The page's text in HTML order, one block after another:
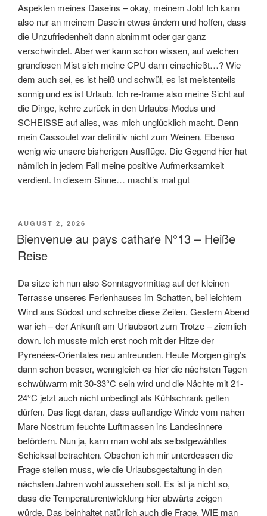
Aspekten meines Daseins – okay, meinem Job! Ich kann
also nur an meinem Dasein etwas ändern und hoffen, dass
die Unzufriedenheit dann abnimmt oder gar ganz
verschwindet. Aber wer kann schon wissen, auf welchen
grandiosen Mist sich meine CPU dann einschießt…? Wie
dem auch sei, es ist heiß und schwül, es ist meistenteils
sonnig und es ist Urlaub. Ich re-frame also meine Sicht auf
die Dinge, kehre zurück in den Urlaubs-Modus und
SCHEISSE auf alles, was mich unglücklich macht. Denn
mein Cassoulet war definitiv nicht zum Weinen. Ebenso
wenig wie unsere bisherigen Ausflüge. Die Gegend hier hat
nämlich in jedem Fall meine positive Aufmerksamkeit
verdient. In diesem Sinne… macht’s mal gut
VERÖFFENTLICHT
AM
AUGUST 2, 2026
Bienvenue au pays cathare N°13 – Heiße
Reise
Da sitze ich nun also Sonntagvormittag auf der kleinen
Terrasse unseres Ferienhauses im Schatten, bei leichtem
Wind aus Südost und schreibe diese Zeilen. Gestern Abend
war ich – der Ankunft am Urlaubsort zum Trotze – ziemlich
down. Ich musste mich erst noch mit der Hitze der
Pyrenées-Orientales neu anfreunden. Heute Morgen ging’s
dann schon besser, wenngleich es hier die nächsten Tagen
schwülwarm mit 30-33°C sein wird und die Nächte mit 21-
24°C jetzt auch nicht unbedingt als Kühlschrank gelten
dürfen. Das liegt daran, dass auflandige Winde vom nahen
Mare Nostrum feuchte Luftmassen ins Landesinnere
befördern. Nun ja, kann man wohl als selbstgewähltes
Schicksal betrachten. Obschon ich mir unterdessen die
Frage stellen muss, wie die Urlaubsgestaltung in den
nächsten Jahren wohl aussehen soll. Es ist ja nicht so,
dass die Temperaturentwicklung hier abwärts zeigen
würde. Das beinhaltet natürlich auch die Frage, WIE man